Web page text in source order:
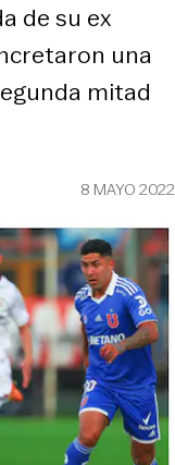
de su ex
una
mitad
8 MAYO 2022